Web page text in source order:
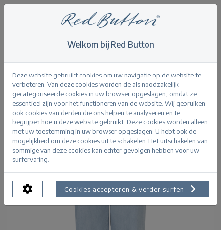
> Chrissy Pleats
Terug
Welkom bij Red Button
Deze website gebruikt cookies om uw navigatie op de website te
verbeteren. Van deze cookies worden de als noodzakelijk
gecategoriseerde cookies in uw browser opgeslagen, omdat ze
essentieel zijn voor het functioneren van de website. Wij gebruiken
ook cookies van derden die ons helpen te analyseren en te
begrijpen hoe u deze website gebruikt. Deze cookies worden alleen
met uw toestemming in uw browser opgeslagen. U hebt ook de
mogelijkheid om deze cookies uit te schakelen. Het uitschakelen van
sommige van deze cookies kan echter gevolgen hebben voor uw
surfervaring.
Cookies accepteren & verder surfen